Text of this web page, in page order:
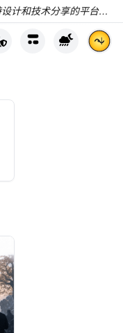
Noise宝藏阁是一个专注于独特设计和技术分享的平台，分享AI、编程和资源